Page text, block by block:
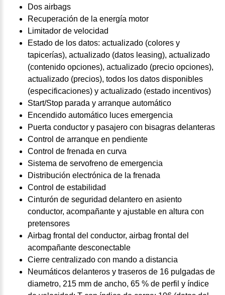
Dos airbags
Recuperación de la energía motor
Limitador de velocidad
Estado de los datos: actualizado (colores y
tapicerías), actualizado (datos leasing), actualizado
(contenido opciones), actualizado (precio opciones),
actualizado (precios), todos los datos disponibles
(especificaciones) y actualizado (estado incentivos)
Start/Stop parada y arranque automático
Encendido automático luces emergencia
Puerta conductor y pasajero con bisagras delanteras
Control de arranque en pendiente
Control de frenada en curva
Sistema de servofreno de emergencia
Distribución electrónica de la frenada
Control de estabilidad
Cinturón de seguridad delantero en asiento
conductor, acompañante y ajustable en altura con
pretensores
Airbag frontal del conductor, airbag frontal del
acompañante desconectable
Cierre centralizado con mando a distancia
Neumáticos delanteros y traseros de 16 pulgadas de
diametro, 215 mm de ancho, 65 % de perfil y índice